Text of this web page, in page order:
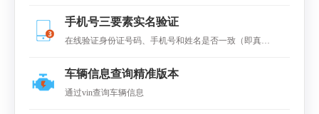
手机号三要素实名验证
在线验证身份证号码、手机号和姓名是否一致（即真
车辆信息查询精准版本
通过vin查询车辆信息